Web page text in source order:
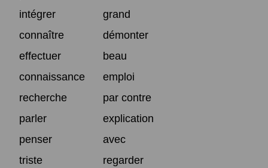
intégrer
grand
connaître
démonter
effectuer
beau
connaissance
emploi
recherche
par contre
parler
explication
penser
avec
triste
regarder